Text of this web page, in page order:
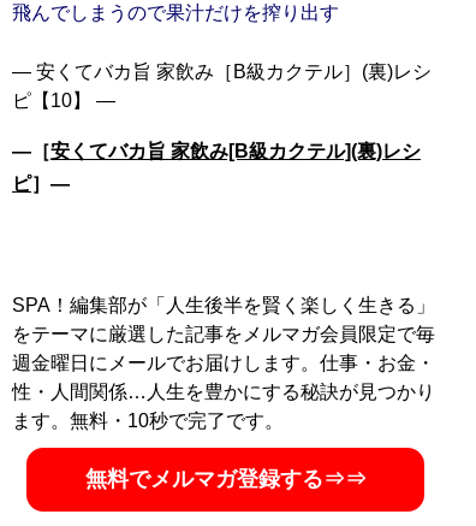
飛んでしまうので果汁だけを搾り出す
― 安くてバカ旨 家飲み［B級カクテル］(裏)レシ
―［安くてバカ旨 家飲み[B級カクテル](裏)レシ
ピ］―
SPA！編集部が「人生後半を賢く楽しく生きる」
をテーマに厳選した記事をメルマガ会員限定で毎
週金曜日にメールでお届けします。仕事・お金・
性・人間関係…人生を豊かにする秘訣が見つかり
ます。無料・10秒で完了です。
無料でメルマガ登録する⇒⇒